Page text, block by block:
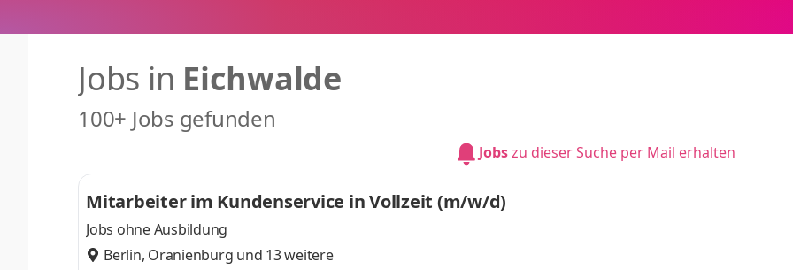
Jobs in Eichwalde
100+ Jobs gefunden
Jobszu dieser Suche per Mail erhalten
Mitarbeiter im Kundenservice in Vollzeit (m/w/d)
Jobs ohne Ausbildung
Berlin, Oranienburg und 13 weitere